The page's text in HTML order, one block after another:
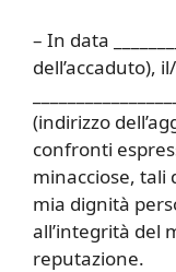
– In data
dell’accaduto),
(indirizzo
confronti
minacciose, tali
mia dignità
all’integrità del
reputazione.